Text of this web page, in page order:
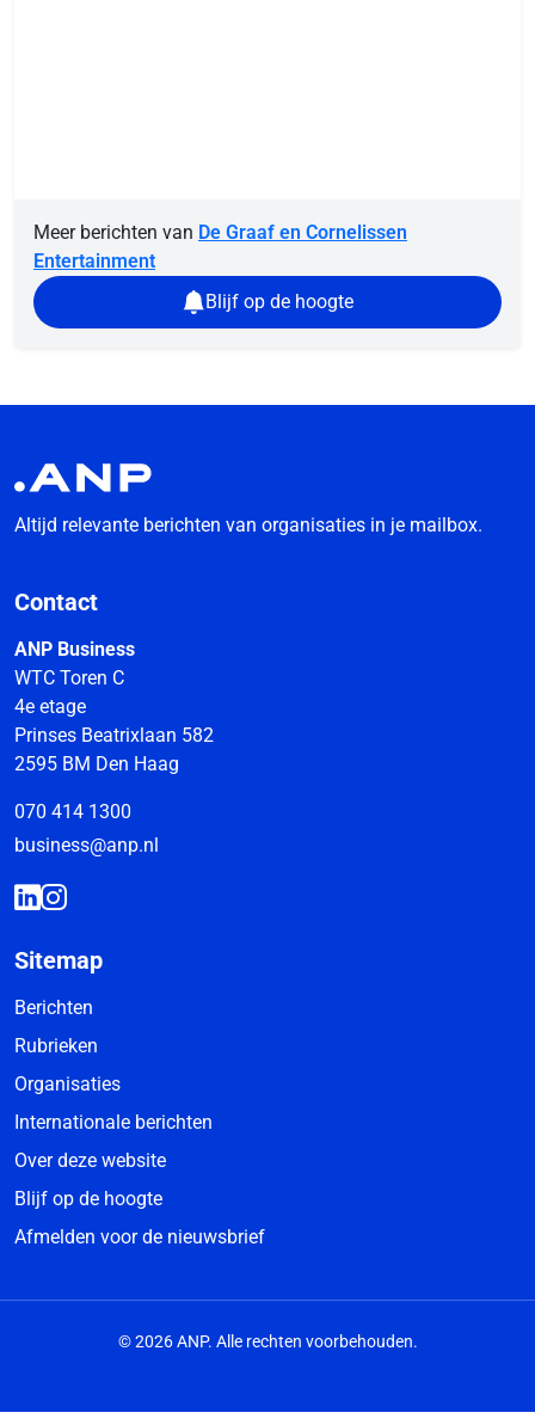
Meer berichten van De Graaf en Cornelissen
Entertainment
Blijf op de hoogte
Altijd relevante berichten van organisaties in je mailbox.
Contact
ANP Business
WTC Toren C
4e etage
Prinses Beatrixlaan 582
2595 BM Den Haag
070 414 1300
business@anp.nl
Sitemap
Berichten
Rubrieken
Organisaties
Internationale berichten
Over deze website
Blijf op de hoogte
Afmelden voor de nieuwsbrief
© 2026 ANP. Alle rechten voorbehouden.